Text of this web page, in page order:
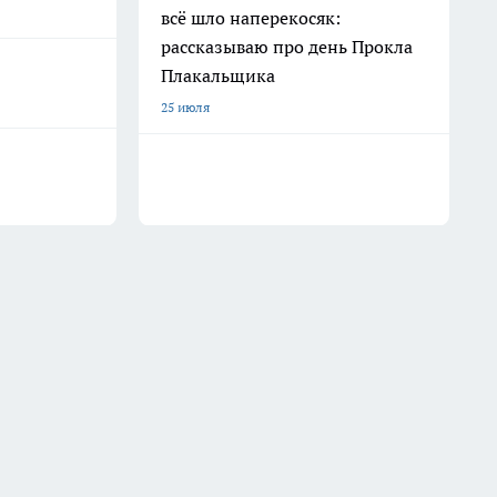
всё шло наперекосяк:
рассказываю про день Прокла
Плакальщика
25 июля